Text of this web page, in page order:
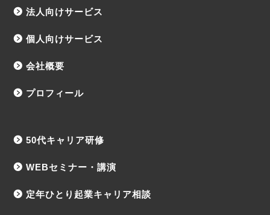
法人向けサービス
個人向けサービス
会社概要
プロフィール
50代キャリア研修
WEBセミナー・講演
定年ひとり起業キャリア相談